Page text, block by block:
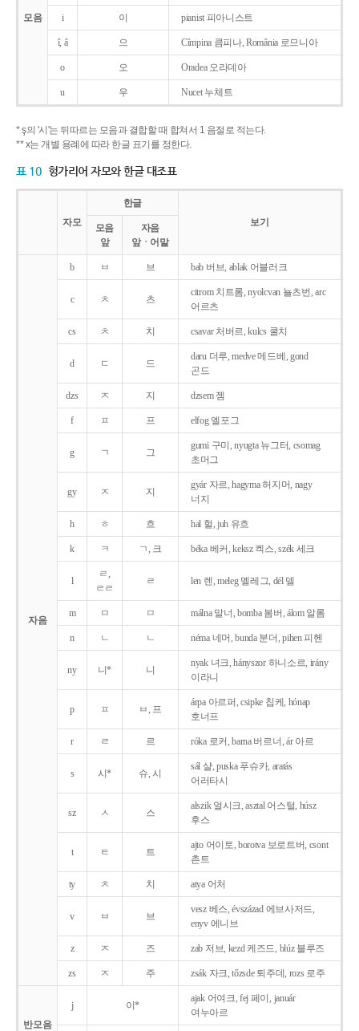
모음 i 이 pianist 피아니스트
î, â 으 Cîmpina 큼피나, România 로므니아
o 오 Oradea 오라데아
u 우 Nucet 누체트
* ş의 '시'는 뒤따르는 모음과 결합할 때 합쳐서 1 음절로 적는다.
** x는 개별 용례에 따라 한글 표기를 정한다.
표 10 헝가리어 자모와 한글 대조표
자모
한글
보기
모음
앞
자음
앞ㆍ어말
자음
b ㅂ 브 bab 버브, ablak 어블러크
c ㅊ 츠
citrom 치트롬, nyolcvan 뇰츠번, arc
어르츠
cs ㅊ 치 csavar 처버르, kulcs 쿨치
d ㄷ 드
daru 더루, medve 메드베, gond
곤드
dzs ㅈ 지 dzsem 젬
f ㅍ 프 elfog 엘포그
g ㄱ 그
gumi 구미, nyugta 뉴그터, csomag
초머그
gy ㅈ 지
gyár 자르, hagyma 허지머, nagy
너지
h ㅎ 흐 hal 헐, juh 유흐
k ㅋ ㄱ, 크 béka 베커, keksz 켁스, szék 세크
l
ㄹ,
ㄹㄹ
ㄹ len 렌, meleg 멜레그, dél 델
m ㅁ ㅁ málna 말너, bomba 봄버, álom 알롬
n ㄴ ㄴ néma 네머, bunda 분더, pihen 피헨
ny 니* 니
nyak 녀크, hányszor 하니소르, irány
이라니
p ㅍ ㅂ, 프
árpa 아르퍼, csipke 칩케, hónap
호너프
r ㄹ 르 róka 로커, barna 버르너, ár 아르
s 시* 슈, 시
sál 샬, puska 푸슈카, aratás
어러타시
sz ㅅ 스
alszik 얼시크, asztal 어스털, húsz
후스
t ㅌ 트
ajto 어이토, borotva 보로트버, csont
촌트
ty ㅊ 치 atya 어처
v ㅂ 브
vesz 베스, évszázad 에브사저드,
enyv 에니브
z ㅈ 즈 zab 저브, kezd 케즈드, blúz 블루즈
zs ㅈ 주 zsák 자크, tőzsde 퇴주데, rozs 로주
반모음
j 이*
ajak 어여크, fej 페이, január
여누아르